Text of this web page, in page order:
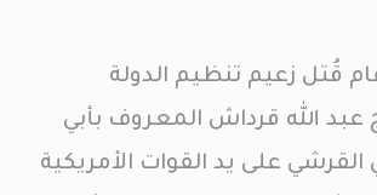
قُتل زعيم تنظيم الدولة
عبد الله قرداش المعروف بأبي
على يد القوات الأمريكية